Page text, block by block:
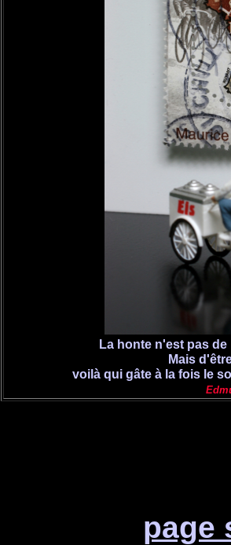
La honte n'est pas
Mais
voilà qui gâte à la fois le
page